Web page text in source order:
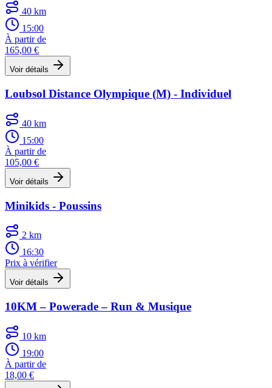
40 km
15:00
À partir de
165,00 €
Voir détails
Loubsol Distance Olympique (M) - Individuel
40 km
15:00
À partir de
105,00 €
Voir détails
Minikids - Poussins
2 km
16:30
Prix à vérifier
Voir détails
10KM – Powerade – Run & Musique
10 km
19:00
À partir de
18,00 €